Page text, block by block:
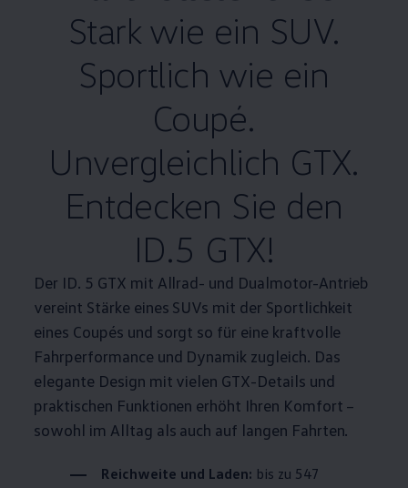
Stark wie ein SUV.
Sportlich wie ein
Coupé.
Unvergleichlich GTX.
Entdecken Sie den
ID.5 GTX!
Der ID. 5 GTX mit Allrad- und Dualmotor-Antrieb
vereint Stärke eines SUVs mit der Sportlichkeit
eines Coupés und sorgt so für eine kraftvolle
Fahrperformance und Dynamik zugleich. Das
elegante Design mit vielen GTX-Details und
praktischen Funktionen erhöht Ihren Komfort –
sowohl im Alltag als auch auf langen Fahrten.
Reichweite und Laden: bis zu 547